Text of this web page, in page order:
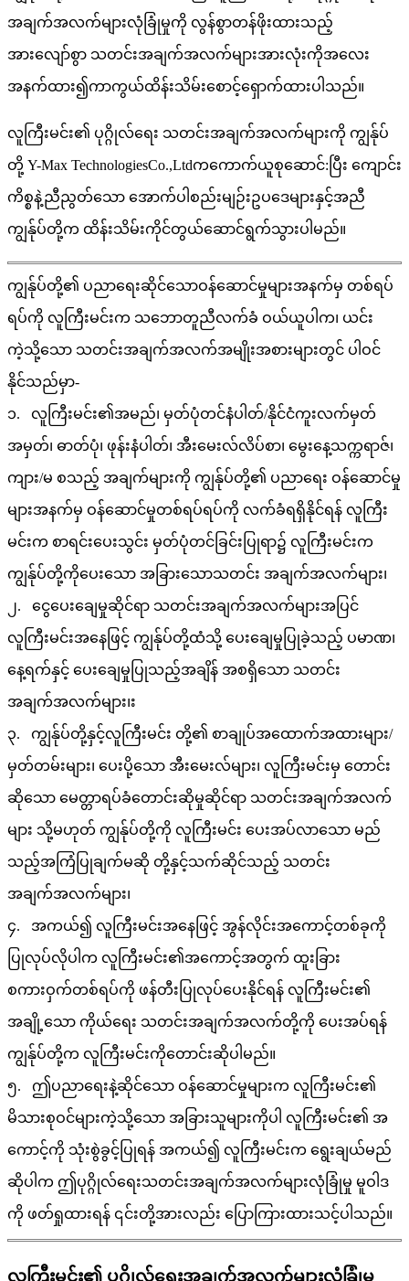
အချက်အလက်များလုံခြုံမှုကို လွန်စွာတန်ဖိုးထားသည့်
အားလျော်စွာ သတင်းအချက်အလက်များအားလုံးကိုအလေး
အနက်ထား၍ကာကွယ်ထိန်းသိမ်းစောင့်ရှောက်ထားပါသည်။
လူကြီးမင်း၏ ပုဂ္ဂိုလ်ရေး သတင်းအချက်အလက်များကို ကျွန်ုပ်
တို့ Y-Max TechnologiesCo.,Ltdကကောက်ယူစုဆောင်:ပြီး ကျောင်း
ကိစ္စနဲ့ညီညွတ်သော အောက်ပါစည်းမျဉ်းဥပဒေများနှင့်အညီ
ကျွန်ုပ်တို့က ထိန်းသိမ်းကိုင်တွယ်ဆောင်ရွက်သွားပါမည်။
ကျွန်ုပ်တို့၏ ပညာရေးဆိုင်သောဝန်ဆောင်မှုများအနက်မှ တစ်ရပ်
ရပ်ကို လူကြီးမင်းက သဘောတူညီလက်ခံ ဝယ်ယူပါက၊ ယင်း
ကဲ့သို့သော သတင်းအချက်အလက်အမျိုးအစားများတွင် ပါဝင်
နိုင်သည်မှာ-
၁. လူကြီးမင်း၏အမည်၊ မှတ်ပုံတင်နံပါတ်/နိုင်ငံကူးလက်မှတ်
အမှတ်၊ ဓာတ်ပုံ၊ ဖုန်းနံပါတ်၊ အီးမေးလ်လိပ်စာ၊ မွေးနေ့သက္ကရာဇ်၊
ကျား/မ စသည့် အချက်များကို ကျွန်ုပ်တို့၏ ပညာရေး ဝန်ဆောင်မှု
များအနက်မှ ဝန်ဆောင်မှုတစ်ရပ်ရပ်ကို လက်ခံရရှိနိုင်ရန် လူကြီး
မင်းက စာရင်းပေးသွင်း မှတ်ပုံတင်ခြင်းပြုရာ၌ လူကြီးမင်းက
ကျွန်ုပ်တို့ကိုပေးသော အခြားသောသတင်း အချက်အလက်များ၊
၂. ငွေပေးချေမှုဆိုင်ရာ သတင်းအချက်အလက်များအပြင်
လူကြီးမင်းအနေဖြင့် ကျွန်ုပ်တို့ထံသို့ ပေးချေမှုပြုခဲ့သည့် ပမာဏ၊
နေ့ရက်နှင့် ပေးချေမှုပြုသည့်အချိန် အစရှိသော သတင်း
အချက်အလက်များ၊း
၃. ကျွန်ုပ်တို့နှင့်လူကြီးမင်း တို့၏ စာချုပ်အထောက်အထားများ/
မှတ်တမ်းများ၊ ပေးပို့သော အီးမေးလ်များ၊ လူကြီးမင်းမှ တောင်း
ဆိုသော မေတ္တာရပ်ခံတောင်းဆိုမှုဆိုင်ရာ သတင်းအချက်အလက်
များ သို့မဟုတ် ကျွန်ုပ်တို့ကို လူကြီးမင်း ပေးအပ်လာသော မည်
သည့်အကြံပြုချက်မဆို တို့နှင့်သက်ဆိုင်သည့် သတင်း
အချက်အလက်များ၊
၄. အကယ်၍ လူကြီးမင်းအနေဖြင့် အွန်လိုင်းအကောင့်တစ်ခုကို
ပြုလုပ်လိုပါက လူကြီးမင်း၏အကောင့်အတွက် ထူးခြား
စကားဝှက်တစ်ရပ်ကို ဖန်တီးပြုလုပ်ပေးနိုင်ရန် လူကြီးမင်း၏
အချို့သော ကိုယ်ရေး သတင်းအချက်အလက်တို့ကို ပေးအပ်ရန်
ကျွန်ုပ်တို့က လူကြီးမင်းကိုတောင်းဆိုပါမည်။
၅. ဤပညာရေးနဲ့ဆိုင်သော ဝန်ဆောင်မှုများက လူကြီးမင်း၏
မိသားစုဝင်များကဲ့သို့သော အခြားသူများကိုပါ လူကြီးမင်း၏ အ
ကောင့်ကို သုံးစွဲခွင့်ပြုရန် အကယ်၍ လူကြီးမင်းက ရွေးချယ်မည်
ဆိုပါက ဤပုဂ္ဂိုလ်ရေးသတင်းအချက်အလက်များလုံခြုံမှု မူဝါဒ
ကို ဖတ်ရှုထားရန် ၎င်းတို့အားလည်း ပြောကြားထားသင့်ပါသည်။
လူကြီးမင်း၏ ပုဂ္ဂိုလ်ရေးအချက်အလက်များလုံခြုံမှု